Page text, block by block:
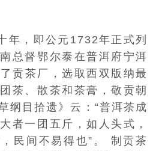
年，即公元1732年正式列
总督 鄂尔泰在普洱府宁洱
贡茶厂，选取西双版纳最
茶、散茶和 茶膏 ，敬贡朝
纲目拾遗 》云：“普洱茶成
者一团五斤，如人头式，
民间不易得也”。 制贡茶